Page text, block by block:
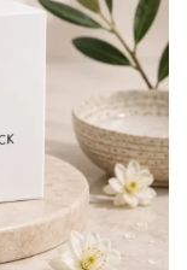
de
dorințe